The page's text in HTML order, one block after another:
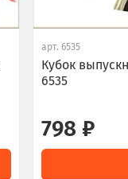
арт. 6535
Кубок
6535
798 ₽